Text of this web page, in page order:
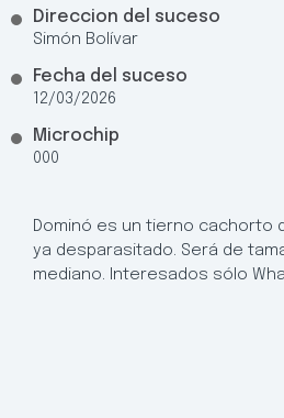
Direccion del suceso
Simón Bolívar
Fecha del suceso
12/03/2026
Microchip
000
Dominó es un tierno cachorto
ya desparasitado. Será de
mediano. Interesados sólo